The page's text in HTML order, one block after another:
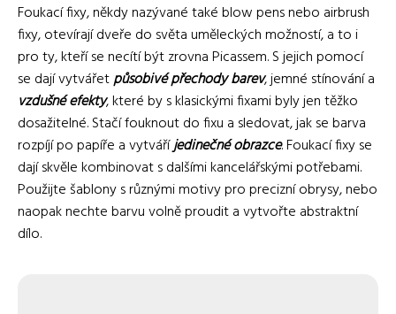
Foukací fixy, někdy nazývané také blow pens nebo airbrush
fixy, otevírají dveře do světa uměleckých možností, a to i
pro ty, kteří se necítí být zrovna Picassem. S jejich pomocí
se dají vytvářetpůsobivé přechody barev, jemné stínování a
vzdušné efekty, které by s klasickými fixami byly jen těžko
dosažitelné. Stačí fouknout do fixu a sledovat, jak se barva
rozpíjí po papíře a vytváříjedinečné obrazce. Foukací fixy se
dají skvěle kombinovat s dalšími kancelářskými potřebami.
Použijte šablony s různými motivy pro precizní obrysy, nebo
naopak nechte barvu volně proudit a vytvořte abstraktní
dílo.